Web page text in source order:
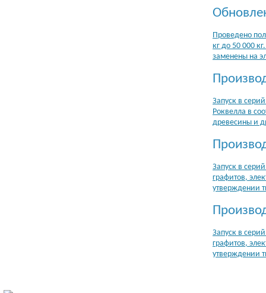
Проведено
кг до 50 000
заменены на
Запуск в
Роквелла в
древесины и
Запуск в
графитов,
утверждении
Запуск в
графитов,
утверждении